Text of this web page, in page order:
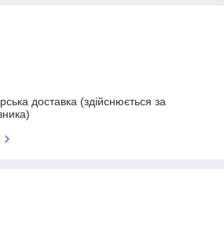
доставка (здійснюється за